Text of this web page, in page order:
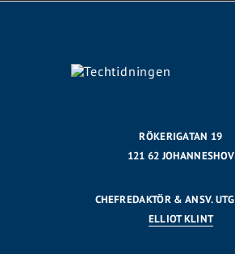
RÖKERIGATAN 19
121 62 JOHANNESHOV
CHEFREDAKTÖR & ANSV.
ELLIOT KLINT